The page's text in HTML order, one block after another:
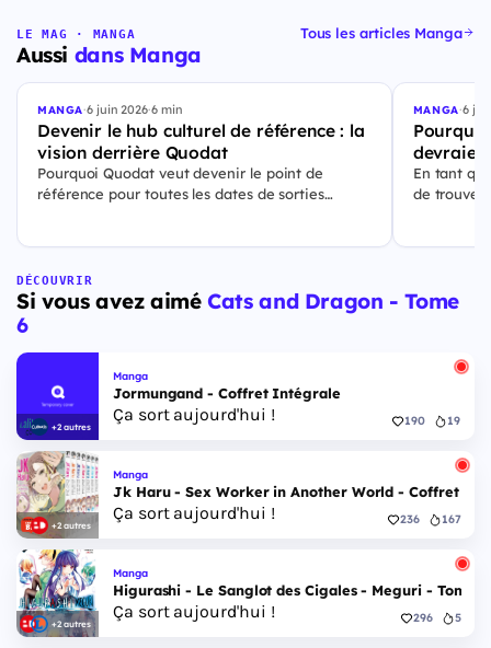
LE MAG · MANGA
Aussi dans Manga
Tous les articles Manga
MANGA·6 juin 2026·6 min
Devenir le hub culturel de référence : la
vision derrière Quodat
Pourquoi Quodat veut devenir le point de
référence pour toutes les dates de sorties
MANGA·6
En tant
de trouver
DÉCOUVRIR
Si vous avez aiméCats and Dragon - Tome
6
+2 autres
Manga
Jormungand - Coffret Intégrale
Ça sort aujourd'hui ! 190 19
+2 autres
Manga
Jk Haru - Sex Worker in Another World - Coffret
Ça sort aujourd'hui ! 236 167
+2 autres
Manga
Higurashi - Le Sanglot des Cigales - Meguri - Tome 5
Ça sort aujourd'hui ! 296 5